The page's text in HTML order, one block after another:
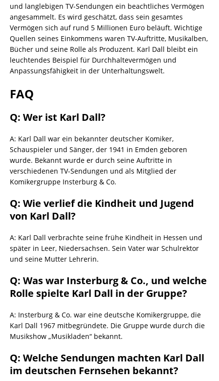
und langlebigen TV-Sendungen ein beachtliches Vermögen
angesammelt. Es wird geschätzt, dass sein gesamtes
Vermögen sich auf rund 5 Millionen Euro beläuft. Wichtige
Quellen seines Einkommens waren TV-Auftritte, Musikalben,
Bücher und seine Rolle als Produzent. Karl Dall bleibt ein
leuchtendes Beispiel für Durchhaltevermögen und
Anpassungsfähigkeit in der Unterhaltungswelt.
FAQ
Q: Wer ist Karl Dall?
A: Karl Dall war ein bekannter deutscher Komiker,
Schauspieler und Sänger, der 1941 in Emden geboren
wurde. Bekannt wurde er durch seine Auftritte in
verschiedenen TV-Sendungen und als Mitglied der
Komikergruppe Insterburg & Co.
Q: Wie verlief die Kindheit und Jugend
von Karl Dall?
A: Karl Dall verbrachte seine frühe Kindheit in Hessen und
später in Leer, Niedersachsen. Sein Vater war Schulrektor
und seine Mutter Lehrerin.
Q: Was war Insterburg & Co., und welche
Rolle spielte Karl Dall in der Gruppe?
A: Insterburg & Co. war eine deutsche Komikergruppe, die
Karl Dall 1967 mitbegründete. Die Gruppe wurde durch die
Musikshow „Musikladen“ bekannt.
Q: Welche Sendungen machten Karl Dall
im deutschen Fernsehen bekannt?